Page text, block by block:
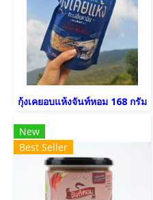
กุ้งเคยอบแห้งจันท์หอม 168 กรัม
New
Best Seller